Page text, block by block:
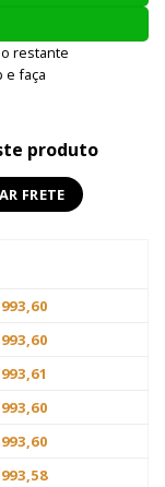
restante
e faça
produto